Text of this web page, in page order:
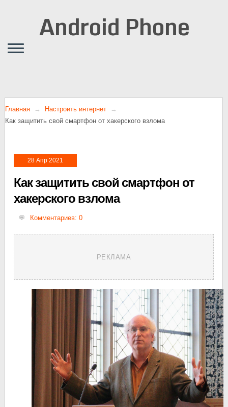
Android Phone
Главная
Настроить интернет
Как защитить свой смартфон от хакерского взлома
28 Апр 2021
Как защитить свой смартфон от
хакерского взлома
Комментариев: 0
РЕКЛАМА